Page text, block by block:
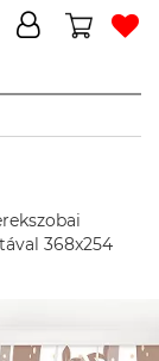
368x254